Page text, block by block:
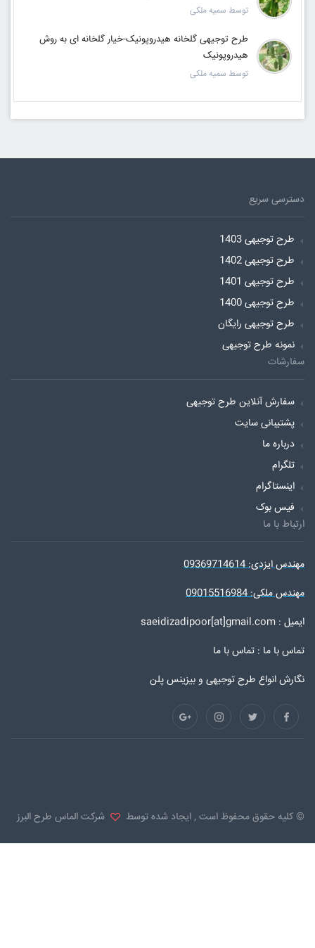
توسط سمیه ملکی
طرح توجیهی گلخانه هیدروپونیک-خیار گلخانه ای به روش
هیدروپونیک
توسط سمیه ملکی
دسترسی سریع
طرح توجیهی 1403
طرح توجیهی 1402
طرح توجیهی 1401
طرح توجیهی 1400
طرح توجیهی رایگان
نمونه طرح توجیهی
سفارشات
سفارش آنلاین طرح توجیهی
پشتیبانی سایت
درباره ما
تلگرام
اینستاگرام
فیس بوک
ارتباط با ما
مهندس ایزدی: 09369714614
مهندس ملکی: 09015516984
ایمیل : saeidizadipoor[at]gmail.com
تماس با ما : تماس با ما
نگارش انواع طرح توجیهی و بیزینس پلن
© کلیه حقوق محفوظ است , ایجاد شده توسط شرکت الماس طرح البرز